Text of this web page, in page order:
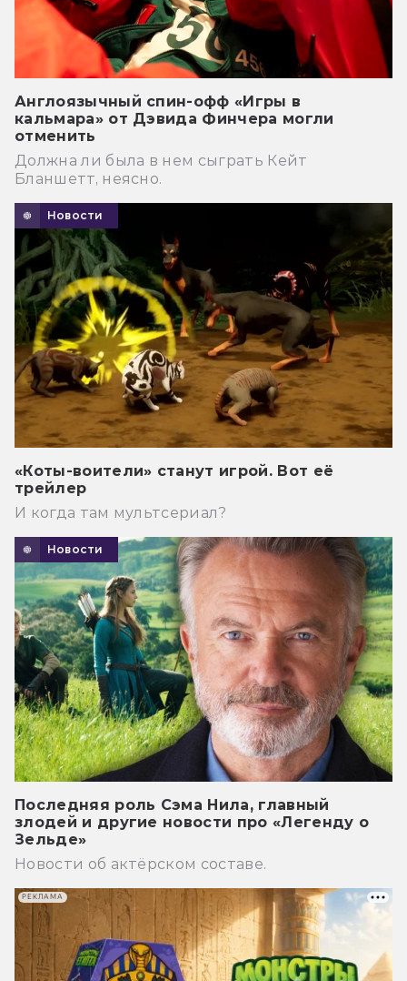
Англоязычный спин-офф «Игры в
кальмара» от Дэвида Финчера могли
отменить
Должна ли была в нем сыграть Кейт
Бланшетт, неясно.
Новости
«Коты-воители» станут игрой. Вот её
трейлер
И когда там мультсериал?
Новости
Последняя роль Сэма Нила, главный
злодей и другие новости про «Легенду о
Зельде»
Новости об актёрском составе.
РЕКЛАМА